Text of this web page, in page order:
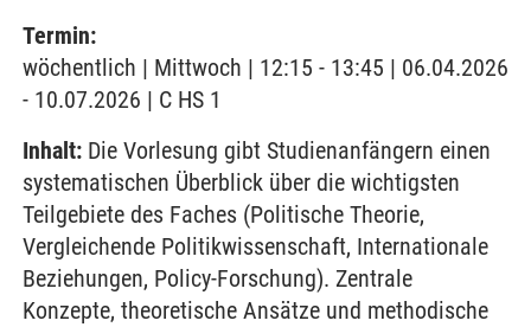
Termin:
wöchentlich | Mittwoch | 12:15 - 13:45 | 06.04.2026
- 10.07.2026 | C HS 1
Inhalt: Die Vorlesung gibt Studienanfängern einen
systematischen Überblick über die wichtigsten
Teilgebiete des Faches (Politische Theorie,
Vergleichende Politikwissenschaft, Internationale
Beziehungen, Policy-Forschung). Zentrale
Konzepte, theoretische Ansätze und methodische